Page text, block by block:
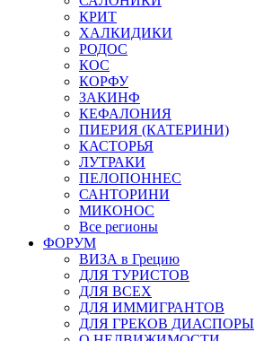
КРИТ
ХАЛКИДИКИ
РОДОС
КОС
КОРФУ
ЗАКИНФ
КЕФАЛОНИЯ
ПИЕРИЯ (КАТЕРИНИ)
КАСТОРЬЯ
ЛУТРАКИ
ПЕЛОПОННЕС
САНТОРИНИ
МИКОНОС
Все регионы
ФОРУМ
ВИЗА в Грецию
ДЛЯ ТУРИСТОВ
ДЛЯ ВСЕХ
ДЛЯ ИММИГРАНТОВ
ДЛЯ ГРЕКОВ ДИАСПОРЫ